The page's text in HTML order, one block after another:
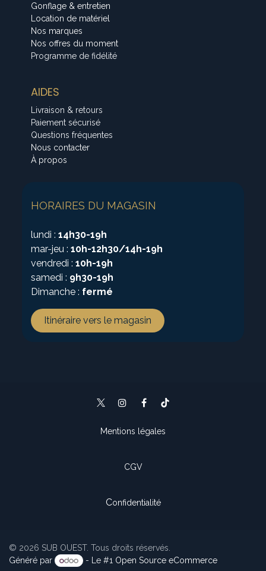
Gonflage & entretien
Location de matériel
Nos marques
Nos offres du moment
Programme de fidélité
AIDES
Livraison & retours
Paiement sécurisé
Questions fréquentes
Nous contacter
À propos
HORAIRES DU MAGASIN
lundi :14h30-19h
mar-jeu :10h-12h30/14h-19h
vendredi :10h-19h
samedi : 9h30-19h
Dimanche : fermé
Itinéraire vers le magasin
Mentions légales
CGV
Confidentialité
© 2026 SUB OUEST. Tous droits réservés.
Généré par
- Le #1 Open Source eCommerce